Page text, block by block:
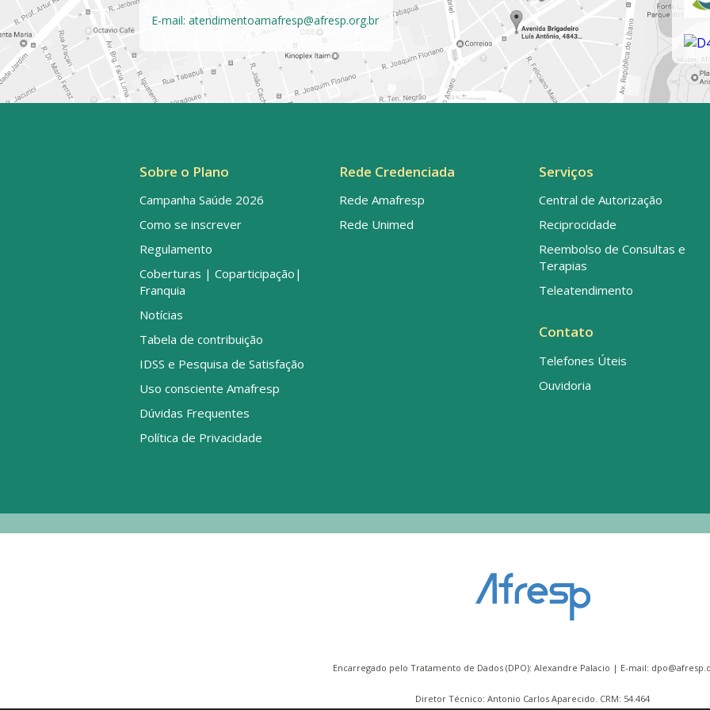
E-mail: atendimentoamafresp@afresp.org.br
Sobre o Plano
Campanha Saúde 2026
Como se inscrever
Regulamento
Coberturas | Coparticipação|
Franquia
Notícias
Tabela de contribuição
IDSS e Pesquisa de Satisfação
Uso consciente Amafresp
Dúvidas Frequentes
Política de Privacidade
Rede Credenciada
Rede Amafresp
Rede Unimed
Serviços
Central de Autorização
Reciprocidade
Reembolso de Consultas e
Terapias
Teleatendimento
Contato
Telefones Úteis
Ouvidoria
Encarregado pelo Tratamento de Dados (DPO): Alexandre Palacio | E-mail:
Diretor Técnico: Antonio Carlos Aparecido. CRM: 54.464